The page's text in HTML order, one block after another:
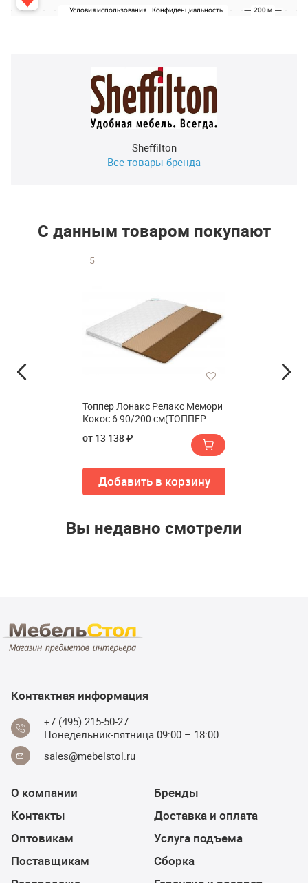
Sheffilton
Все товары бренда
С данным товаром покупают
5
Топпер Лонакс Релакс Мемори
Кокос 6 90/200 см(ТОППЕР
6 90/200 см)
от 13 138 ₽
Добавить в корзину
Вы недавно смотрели
Контактная информация
+7 (495) 215-50-27
Понедельник-пятница 09:00 – 18:00
sales@mebelstol.ru
О компании
Контакты
Оптовикам
Поставщикам
Бренды
Доставка и оплата
Услуга подъема
Сборка